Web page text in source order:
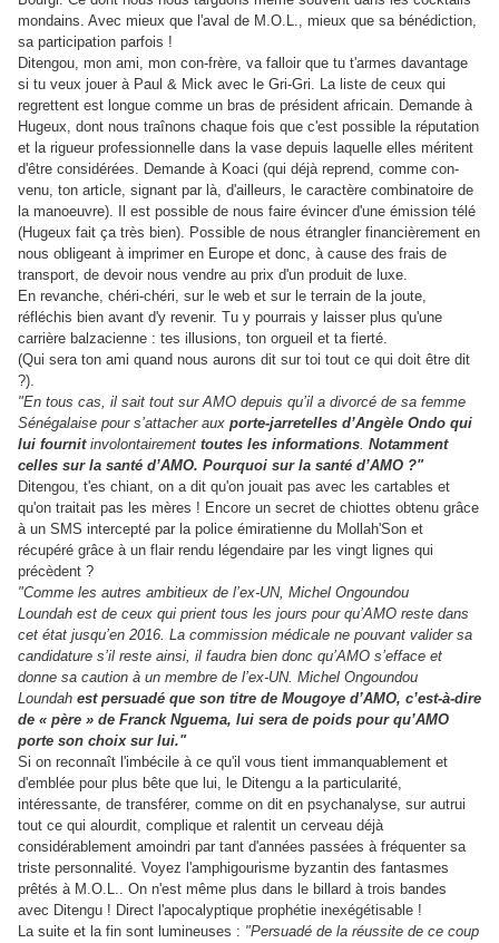
mondains. Avec mieux que l'aval de M.O.L., mieux que sa bénédiction,
sa participation parfois !
Ditengou, mon ami, mon con-frère, va falloir que tu t'armes davantage
si tu veux jouer à Paul & Mick avec le Gri-Gri. La liste de ceux qui
regrettent est longue comme un bras de président africain. Demande à
Hugeux, dont nous traînons chaque fois que c'est possible la réputation
et la rigueur professionnelle dans la vase depuis laquelle elles méritent
d'être considérées. Demande à Koaci (qui déjà reprend, comme con-
venu, ton article, signant par là, d'ailleurs, le caractère combinatoire de
la manoeuvre). Il est possible de nous faire évincer d'une émission télé
(Hugeux fait ça très bien). Possible de nous étrangler financièrement en
nous obligeant à imprimer en Europe et donc, à cause des frais de
transport, de devoir nous vendre au prix d'un produit de luxe.
En revanche, chéri-chéri, sur le web et sur le terrain de la joute,
réfléchis bien avant d'y revenir. Tu y pourrais y laisser plus qu'une
carrière balzacienne : tes illusions, ton orgueil et ta fierté.
(Qui sera ton ami quand nous aurons dit sur toi tout ce qui doit être dit
?).
"En tous cas, il sait tout sur AMO depuis qu’il a divorcé de sa femme
Sénégalaise pour s’attacher aux porte-jarretelles d’Angèle Ondo qui
lui fournitinvolontairement toutes les informations. Notamment
celles sur la santé d’AMO. Pourquoi sur la santé d’AMO ?"
Ditengou, t'es chiant, on a dit qu'on jouait pas avec les cartables et
qu'on traitait pas les mères ! Encore un secret de chiottes obtenu grâce
à un SMS intercepté par la police émiratienne du Mollah'Son et
récupéré grâce à un flair rendu légendaire par les vingt lignes qui
précèdent ?
"Comme les autres ambitieux de l’ex-UN, Michel Ongoundou
Loundah est de ceux qui prient tous les jours pour qu’AMO reste dans
cet état jusqu’en 2016. La commission médicale ne pouvant valider sa
candidature s’il reste ainsi, il faudra bien donc qu’AMO s’efface et
donne sa caution à un membre de l’ex-UN. Michel Ongoundou
Loundah est persuadé que son titre de Mougoye d’AMO, c’est-à-dire
de « père » de Franck Nguema, lui sera de poids pour qu’AMO
porte son choix sur lui."
Si on reconnaît l'imbécile à ce qu'il vous tient immanquablement et
d'emblée pour plus bête que lui, le Ditengu a la particularité,
intéressante, de transférer, comme on dit en psychanalyse, sur autrui
tout ce qui alourdit, complique et ralentit un cerveau déjà
considérablement amoindri par tant d'années passées à fréquenter sa
triste personnalité. Voyez l'amphigourisme byzantin des fantasmes
prêtés à M.O.L.. On n'est même plus dans le billard à trois bandes
avec Ditengu ! Direct l'apocalyptique prophétie inexégétisable !
La suite et la fin sont lumineuses : "Persuadé de la réussite de ce coup